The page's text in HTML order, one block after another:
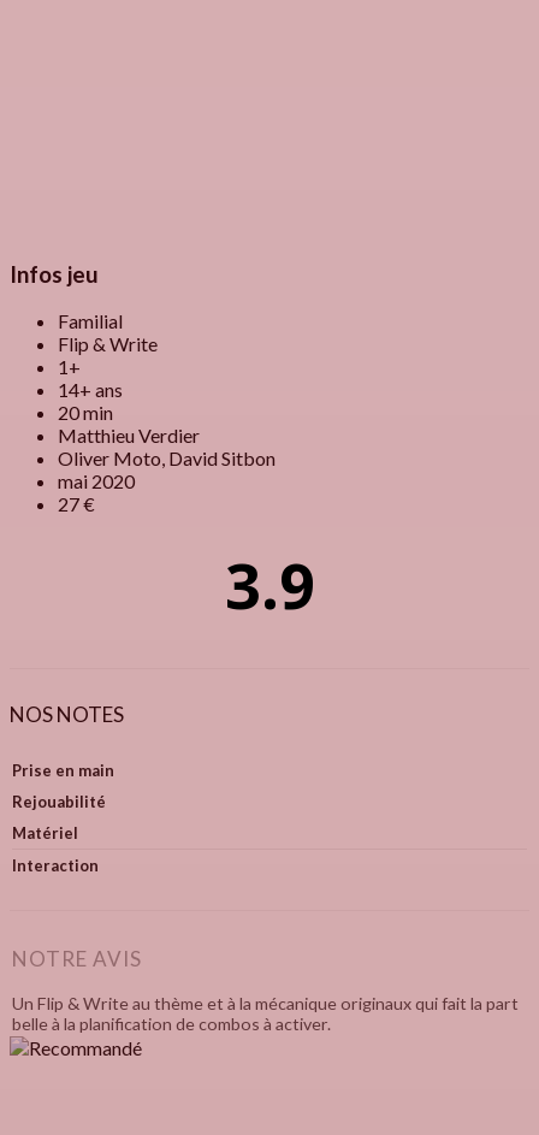
Infos jeu
Familial
Flip & Write
1+
14+ ans
20 min
Matthieu Verdier
Oliver Moto, David Sitbon
mai 2020
27 €
3.9
NOS NOTES
Prise en main
Rejouabilité
Matériel
Interaction
NOTRE AVIS
Un Flip & Write au thème et à la mécanique originaux qui fait la part
belle à la planification de combos à activer.